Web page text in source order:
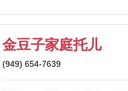
金豆子家庭托儿
(949) 654-7639